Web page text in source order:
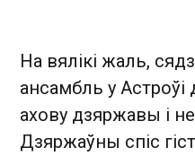
На вялікі жаль,
ансамбль у Астроўі
ахову дзяржавы і
Дзяржаўны спіс